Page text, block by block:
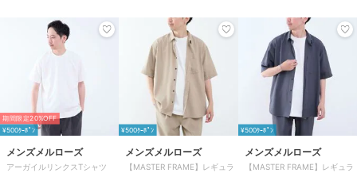
期間限定20%OFF
¥500ｸｰﾎﾟﾝ
メンズメルローズ
アーガイルリンクスTシャツ
¥500ｸｰﾎﾟﾝ
メンズメルローズ
【MASTER FRAME】レギュラ
¥500ｸｰﾎﾟﾝ
メンズメルローズ
【MASTER FRAME】レギュラ